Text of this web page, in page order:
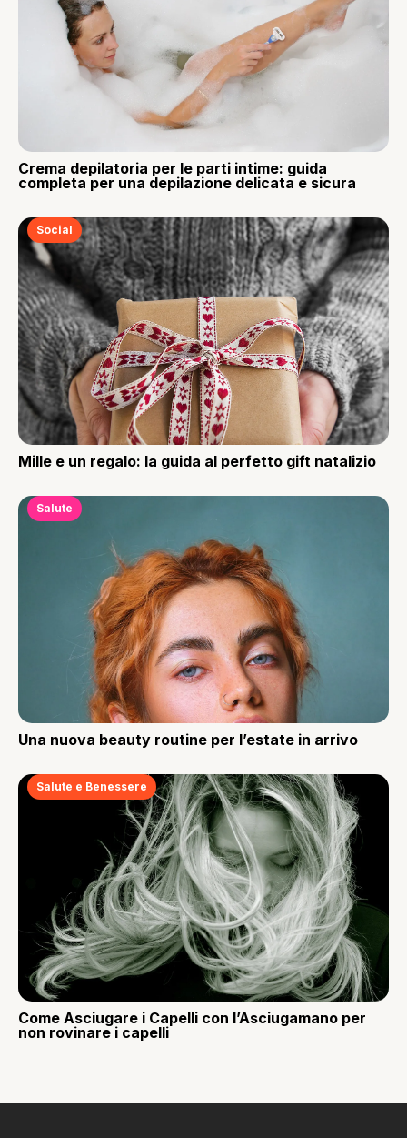
Crema depilatoria per le parti intime: guida
completa per una depilazione delicata e sicura
Social
Mille e un regalo: la guida al perfetto gift natalizio
Salute
Una nuova beauty routine per l’estate in arrivo
Salute e Benessere
Come Asciugare i Capelli con l’Asciugamano per
non rovinare i capelli